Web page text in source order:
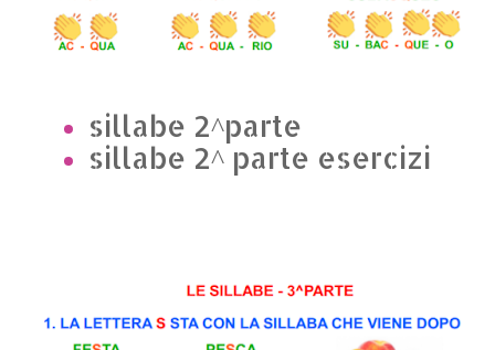
sillabe 2^parte
sillabe 2^ parte esercizi